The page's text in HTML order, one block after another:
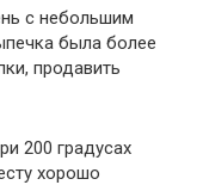
с небольшим
была более
продавить
200 градусах
хорошо